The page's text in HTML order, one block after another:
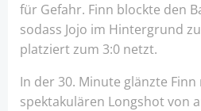
für Gefahr. Finn blockte den
sodass Jojo im Hintergrund
platziert zum 3:0 netzt.
In der 30. Minute glänzte
spektakulären Longshot von